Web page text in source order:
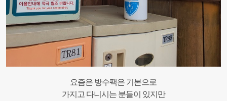
요즘은 방수팩은 기본으로
가지고 다니시는 분들이 있지만